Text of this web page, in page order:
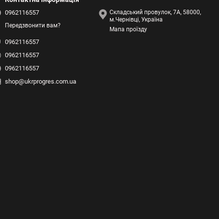
0962116557
Передзвонити вам?
0962116557
0962116557
0962116557
shop@ukrprogres.com.ua
Складський провулок, 7А, 58000,
м.Чернівці, Україна
Мапа проїзду